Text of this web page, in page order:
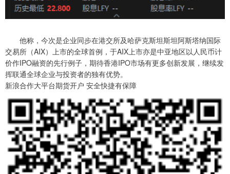
他称，今次是企业同步在港交所及哈萨克斯坦斯坦阿斯塔纳国际
交易所（AIX）上市的全球首例，于AIX上市亦是中亚地区以人民币计
价作IPO融资的先行例子，期待香港IPO市场有更多创新发展，继续发
挥联通全球企业与投资者的独有优势。
新浪合作大平台期货开户 安全快捷有保障